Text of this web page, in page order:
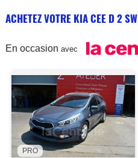
ACHETEZ VOTRE KIA CEE D 2 SW
En occasion avec
PRO